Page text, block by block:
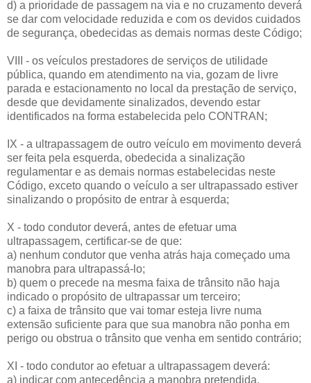
d) a prioridade de passagem na via e no cruzamento deverá
se dar com velocidade reduzida e com os devidos cuidados
de segurança, obedecidas as demais normas deste Código;
VIII - os veículos prestadores de serviços de utilidade
pública, quando em atendimento na via, gozam de livre
parada e estacionamento no local da prestação de serviço,
desde que devidamente sinalizados, devendo estar
identificados na forma estabelecida pelo CONTRAN;
IX - a ultrapassagem de outro veículo em movimento deverá
ser feita pela esquerda, obedecida a sinalização
regulamentar e as demais normas estabelecidas neste
Código, exceto quando o veículo a ser ultrapassado estiver
sinalizando o propósito de entrar à esquerda;
X - todo condutor deverá, antes de efetuar uma
ultrapassagem, certificar-se de que:
a) nenhum condutor que venha atrás haja começado uma
manobra para ultrapassá-lo;
b) quem o precede na mesma faixa de trânsito não haja
indicado o propósito de ultrapassar um terceiro;
c) a faixa de trânsito que vai tomar esteja livre numa
extensão suficiente para que sua manobra não ponha em
perigo ou obstrua o trânsito que venha em sentido contrário;
XI - todo condutor ao efetuar a ultrapassagem deverá:
a) indicar com antecedência a manobra pretendida,